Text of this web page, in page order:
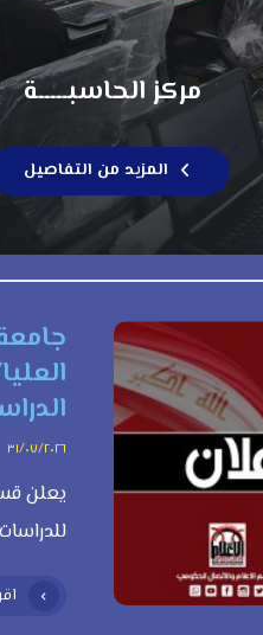
مركز الحاسبـــــة
المزيد من التفاصيل
الدراسي
٣١/٠٧/٢٠٢٦
يعلن